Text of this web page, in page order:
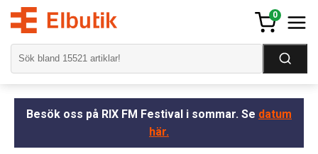
0
Besök oss på RIX FM Festival i sommar. Se datum
här.